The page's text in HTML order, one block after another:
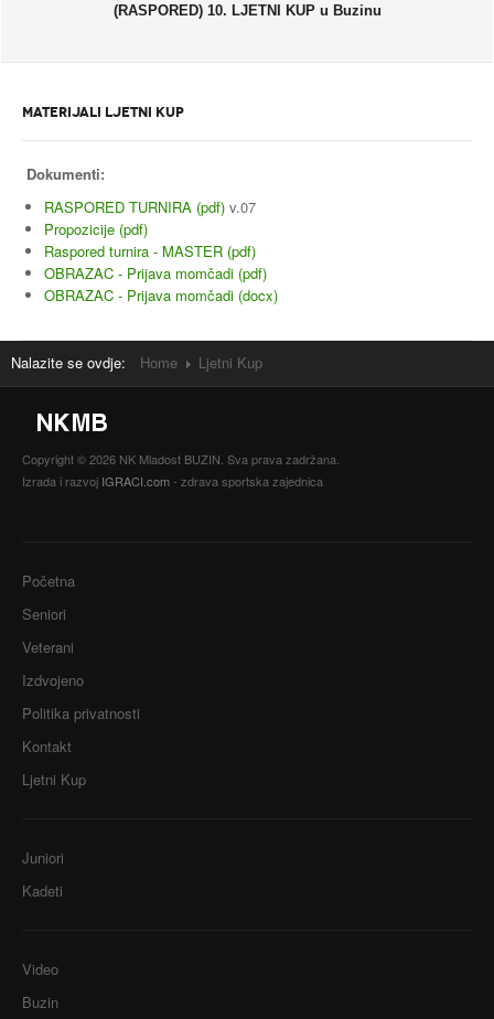
(RASPORED) 10. LJETNI KUP u Buzinu
MATERIJALI LJETNI KUP
Dokumenti:
RASPORED TURNIRA (pdf) v.07
Propozicije (pdf)
Raspored turnira - MASTER (pdf)
OBRAZAC - Prijava momčadi (pdf)
OBRAZAC - Prijava momčadi (docx)
Nalazite se ovdje: Home Ljetni Kup
Copyright © 2026 NK Mladost BUZIN. Sva prava zadržana.
Izrada i razvoj IGRACI.com- zdrava sportska zajednica
Početna
Seniori
Veterani
Izdvojeno
Politika privatnosti
Kontakt
Ljetni Kup
Juniori
Kadeti
Video
Buzin